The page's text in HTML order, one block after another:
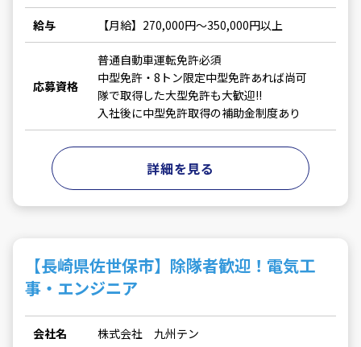
給与 【月給】270,000円～350,000円以上
応募資格
普通自動車運転免許必須
中型免許・8トン限定中型免許あれば尚可
隊で取得した大型免許も大歓迎!!
入社後に中型免許取得の補助金制度あり
詳細を見る
【長崎県佐世保市】除隊者歓迎！電気工
事・エンジニア
会社名 株式会社 九州テン